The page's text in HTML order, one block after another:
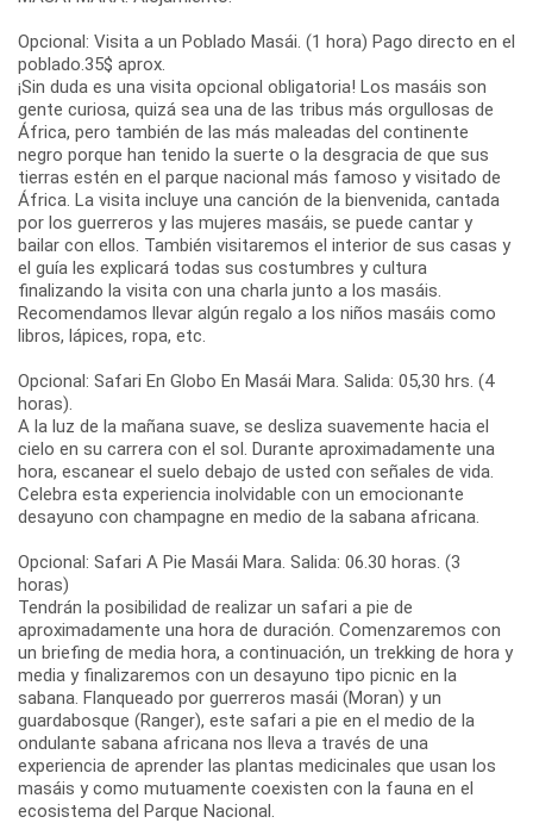
Opcional: Visita a un Poblado Masái. (1 hora) Pago directo en el
poblado.35$ aprox.
¡Sin duda es una visita opcional obligatoria! Los masáis son
gente curiosa, quizá sea una de las tribus más orgullosas de
África, pero también de las más maleadas del continente
negro porque han tenido la suerte o la desgracia de que sus
tierras estén en el parque nacional más famoso y visitado de
África. La visita incluye una canción de la bienvenida, cantada
por los guerreros y las mujeres masáis, se puede cantar y
bailar con ellos. También visitaremos el interior de sus casas y
el guía les explicará todas sus costumbres y cultura
finalizando la visita con una charla junto a los masáis.
Recomendamos llevar algún regalo a los niños masáis como
libros, lápices, ropa, etc.
Opcional: Safari En Globo En Masái Mara. Salida: 05,30 hrs. (4
horas).
A la luz de la mañana suave, se desliza suavemente hacia el
cielo en su carrera con el sol. Durante aproximadamente una
hora, escanear el suelo debajo de usted con señales de vida.
Celebra esta experiencia inolvidable con un emocionante
desayuno con champagne en medio de la sabana africana.
Opcional: Safari A Pie Masái Mara. Salida: 06.30 horas. (3
horas)
Tendrán la posibilidad de realizar un safari a pie de
aproximadamente una hora de duración. Comenzaremos con
un briefing de media hora, a continuación, un trekking de hora y
media y finalizaremos con un desayuno tipo picnic en la
sabana. Flanqueado por guerreros masái (Moran) y un
guardabosque (Ranger), este safari a pie en el medio de la
ondulante sabana africana nos lleva a través de una
experiencia de aprender las plantas medicinales que usan los
masáis y como mutuamente coexisten con la fauna en el
ecosistema del Parque Nacional.